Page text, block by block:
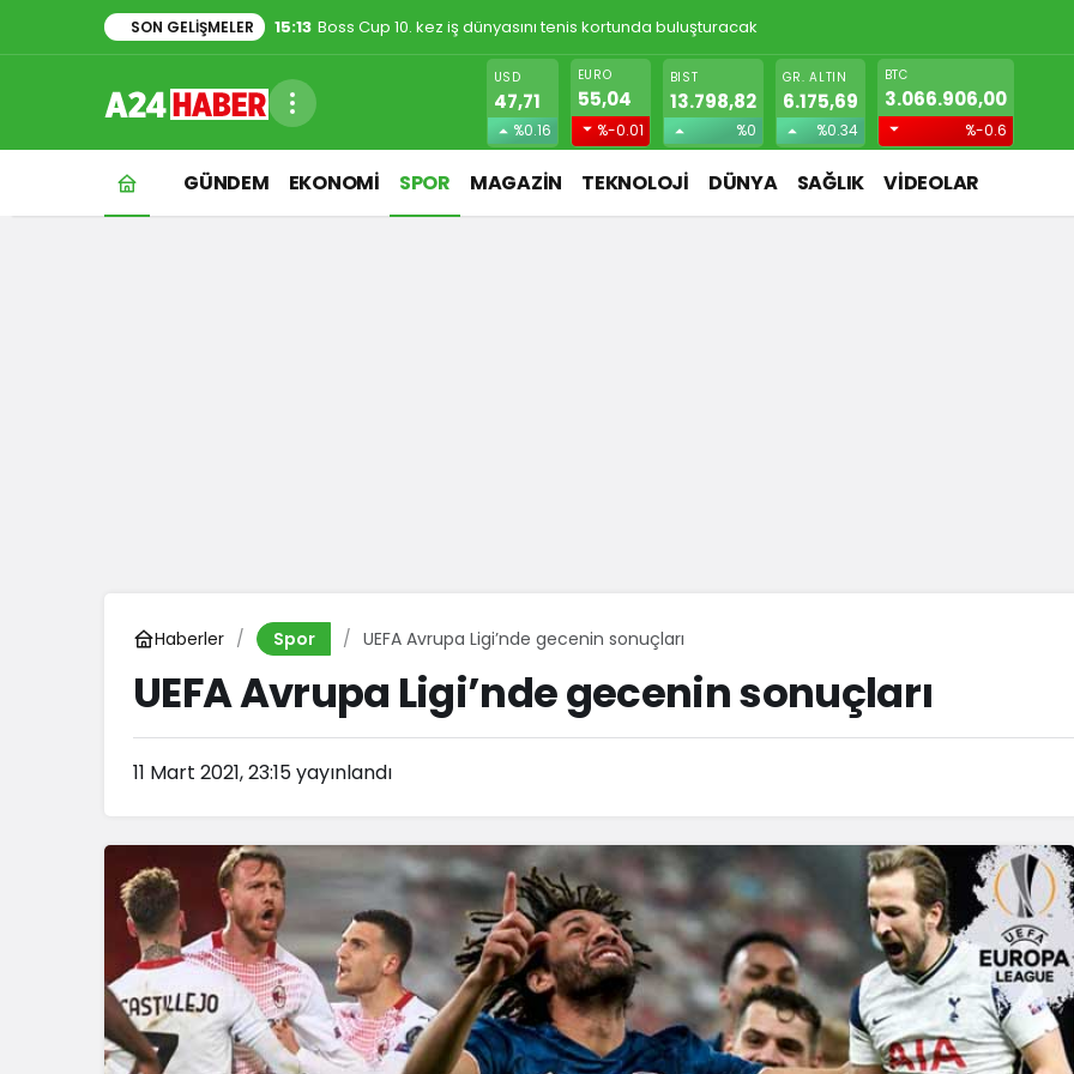
SON GELIŞMELER 1:48 Evde kedi besleyenler dikkat! Gizlice yerleşen parazit, görme kaybına yol açıyor
USD
47,71
%0.16
EURO
55,04
%-0.01
BIST
13.798,82
%0
GR. ALTIN
6.175,69
%0.34
BTC
3.066.906,00
%-0.6
GÜNDEM EKONOMİ SPOR MAGAZİN TEKNOLOJİ DÜNYA SAĞLIK VİDEOLAR
Haberler Spor UEFA Avrupa Ligi’nde gecenin sonuçları
UEFA Avrupa Ligi’nde gecenin sonuçları
11 Mart 2021, 23:15yayınlandı